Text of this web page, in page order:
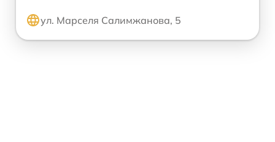
ул. Марселя Салимжанова, 5